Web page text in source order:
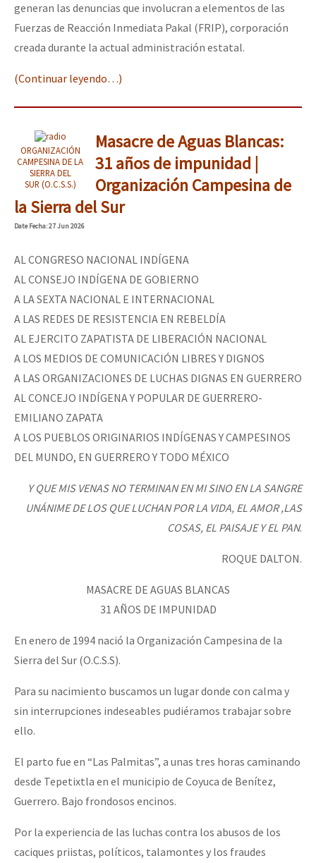
generan las denuncias que involucran a elementos de las
Fuerzas de Reacción Inmediata Pakal (FRIP), corporación
creada durante la actual administración estatal.
(Continuar leyendo…)
ORGANIZACIÓN
CAMPESINA DE LA
SIERRA DEL
SUR (O.C.S.S.)
Masacre de Aguas Blancas:
31 años de impunidad |
Organización Campesina de
la Sierra del Sur
DateFecha: 27 Jun 2026
AL CONGRESO NACIONAL INDÍGENA
AL CONSEJO INDÍGENA DE GOBIERNO
A LA SEXTA NACIONAL E INTERNACIONAL
A LAS REDES DE RESISTENCIA EN REBELDÍA
AL EJERCITO ZAPATISTA DE LIBERACIÓN NACIONAL
A LOS MEDIOS DE COMUNICACIÓN LIBRES Y DIGNOS
A LAS ORGANIZACIONES DE LUCHAS DIGNAS EN GUERRERO
AL CONCEJO INDÍGENA Y POPULAR DE GUERRERO-
EMILIANO ZAPATA
A LOS PUEBLOS ORIGINARIOS INDÍGENAS Y CAMPESINOS
DEL MUNDO, EN GUERRERO Y TODO MÉXICO
Y QUE MIS VENAS NO TERMINAN EN MI SINO EN LA SANGRE
UNÁNIME DE LOS QUE LUCHAN POR LA VIDA, EL AMOR ,LAS
COSAS, EL PAISAJE Y EL PAN.
ROQUE DALTON.
MASACRE DE AGUAS BLANCAS
31 AÑOS DE IMPUNIDAD
En enero de 1994 nació la Organización Campesina de la
Sierra del Sur (O.C.S.S).
Para su nacimiento buscamos un lugar donde con calma y
sin interrupciones indeseables pudiéramos trabajar sobre
ello.
El parto fue en “Las Palmitas”, a unas tres horas caminando
desde Tepetixtla en el municipio de Coyuca de Benítez,
Guerrero. Bajo frondosos encinos.
Por la experiencia de las luchas contra los abusos de los
caciques priistas, políticos, talamontes y los fraudes